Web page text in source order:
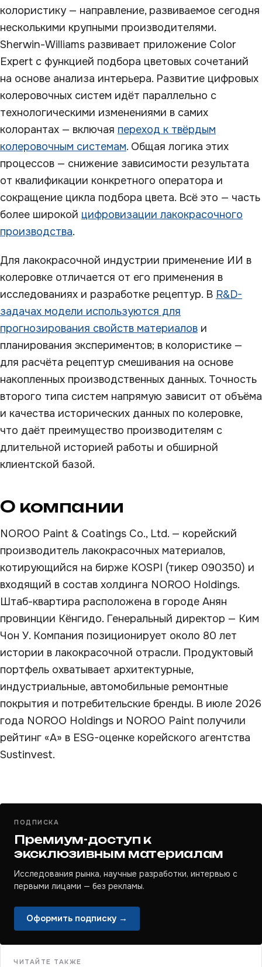
колористику — направление, развиваемое сегодня
несколькими крупными производителями.
Sherwin-Williams развивает приложение Color
Expert с функцией подбора цветовых сочетаний
на основе анализа интерьера. Развитие цифровых
колеровочных систем идёт параллельно с
технологическими изменениями в самих
колорантах — включая переход к твёрдым
колеровочным системам. Общая логика этих
процессов — снижение зависимости результата
от квалификации конкретного оператора и
сокращение цикла подбора цвета. Всё это — часть
более широкой цифровизации лакокрасочного
производства.
Для лакокрасочной индустрии применение ИИ в
колеровке отличается от его применения в
исследованиях и разработке рецептур. В R&D-
задачах модели используются для
прогнозирования свойств материалов и
планирования экспериментов; в колористике —
для расчёта рецептур смешивания на основе
накопленных производственных данных. Точность
второго типа систем напрямую зависит от объёма
и качества исторических данных по колеровке,
что даёт преимущество производителям с
длительной историей работы и обширной
клиентской базой.
О компании
NOROO Paint & Coatings Co., Ltd. — корейский
производитель лакокрасочных материалов,
котирующийся на бирже KOSPI (тикер 090350) и
входящий в состав холдинга NOROO Holdings.
Штаб-квартира расположена в городе Анян
провинции Кёнгидо. Генеральный директор — Ким
Чон У. Компания позиционирует около 80 лет
истории в лакокрасочной отрасли. Продуктовый
портфель охватывает архитектурные,
индустриальные, автомобильные ремонтные
покрытия и потребительские бренды. В июле 2026
года NOROO Holdings и NOROO Paint получили
рейтинг «А» в ESG-оценке корейского агентства
Sustinvest.
ПОДПИСКА
Премиум-доступ к
эксклюзивным материалам
Исследования рынка, научные разработки, интервью с
первыми лицами — без рекламы.
Оформить подписку →
ЧИТАЙТЕ ТАКЖЕ